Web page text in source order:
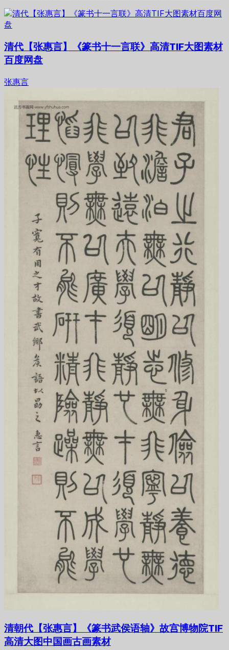
清代【张惠言】《篆书十一言联》高清TIF大图素材
百度网盘
张惠言
清朝代【张惠言】《篆书武侯语轴》故宫博物院TIF
高清大图中国画古画素材